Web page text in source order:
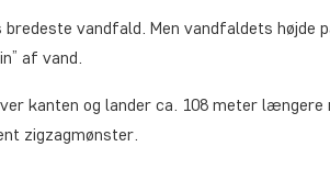
vandfald. Men vandfaldets højde
af vand.
kanten og lander ca. 108 meter længere
zigzagmønster.